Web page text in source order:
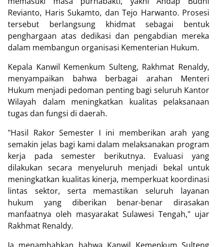
Revianto, Haris Sukamto, dan Tejo Harwanto. Prosesi
tersebut berlangsung khidmat sebagai bentuk
penghargaan atas dedikasi dan pengabdian mereka
dalam membangun organisasi Kementerian Hukum.
Kepala Kanwil Kemenkum Sulteng, Rakhmat Renaldy,
menyampaikan bahwa berbagai arahan Menteri
Hukum menjadi pedoman penting bagi seluruh Kantor
Wilayah dalam meningkatkan kualitas pelaksanaan
tugas dan fungsi di daerah.
"Hasil Rakor Semester I ini memberikan arah yang
semakin jelas bagi kami dalam melaksanakan program
kerja pada semester berikutnya. Evaluasi yang
dilakukan secara menyeluruh menjadi bekal untuk
meningkatkan kualitas kinerja, memperkuat koordinasi
lintas sektor, serta memastikan seluruh layanan
hukum yang diberikan benar-benar dirasakan
manfaatnya oleh masyarakat Sulawesi Tengah," ujar
Rakhmat Renaldy.